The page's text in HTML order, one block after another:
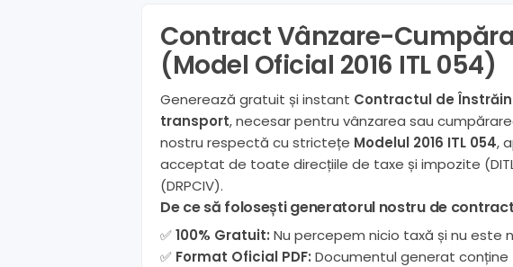
Contract Vânzare-
(Model Oficial 2016 ITL 054)
Generează gratuit și instant Contractul de
transport, necesar pentru vânzarea sau
nostru respectă cu strictețe Modelul 2016 ITL 054,
acceptat de toate direcțiile de taxe și impozite
(DRPCIV).
De ce să folosești generatorul nostru de
✅100% Gratuit: Nu percepem nicio taxă și nu este
✅ Format Oficial PDF: Documentul generat